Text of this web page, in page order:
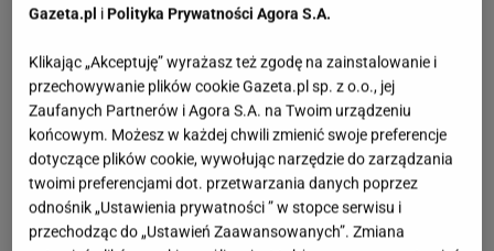
Gazeta.pl iPolityka Prywatności Agora S.A.
Klikając „Akceptuję” wyrażasz też zgodę na zainstalowanie i
przechowywanie plików cookie Gazeta.pl sp. z o.o., jej
Zaufanych Partnerów i Agora S.A. na Twoim urządzeniu
końcowym. Możesz w każdej chwili zmienić swoje preferencje
dotyczące plików cookie, wywołując narzędzie do zarządzania
twoimi preferencjami dot. przetwarzania danych poprzez
odnośnik „Ustawienia prywatności ” w stopce serwisu i
przechodząc do „Ustawień Zaawansowanych”. Zmiana